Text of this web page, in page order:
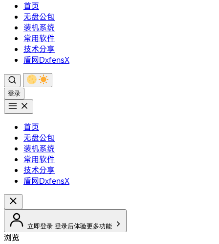
首页
无盘公包
装机系统
常用软件
技术分享
盾网DxfensX
登录
首页
无盘公包
装机系统
常用软件
技术分享
盾网DxfensX
立即登录 登录后体验更多功能
浏览